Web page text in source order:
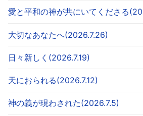
愛と平和の神が共にいてくださる
大切なあなたへ(2026.7.26)
日々新しく(2026.7.19)
天におられる(2026.7.12)
神の義が現わされた(2026.7.5)